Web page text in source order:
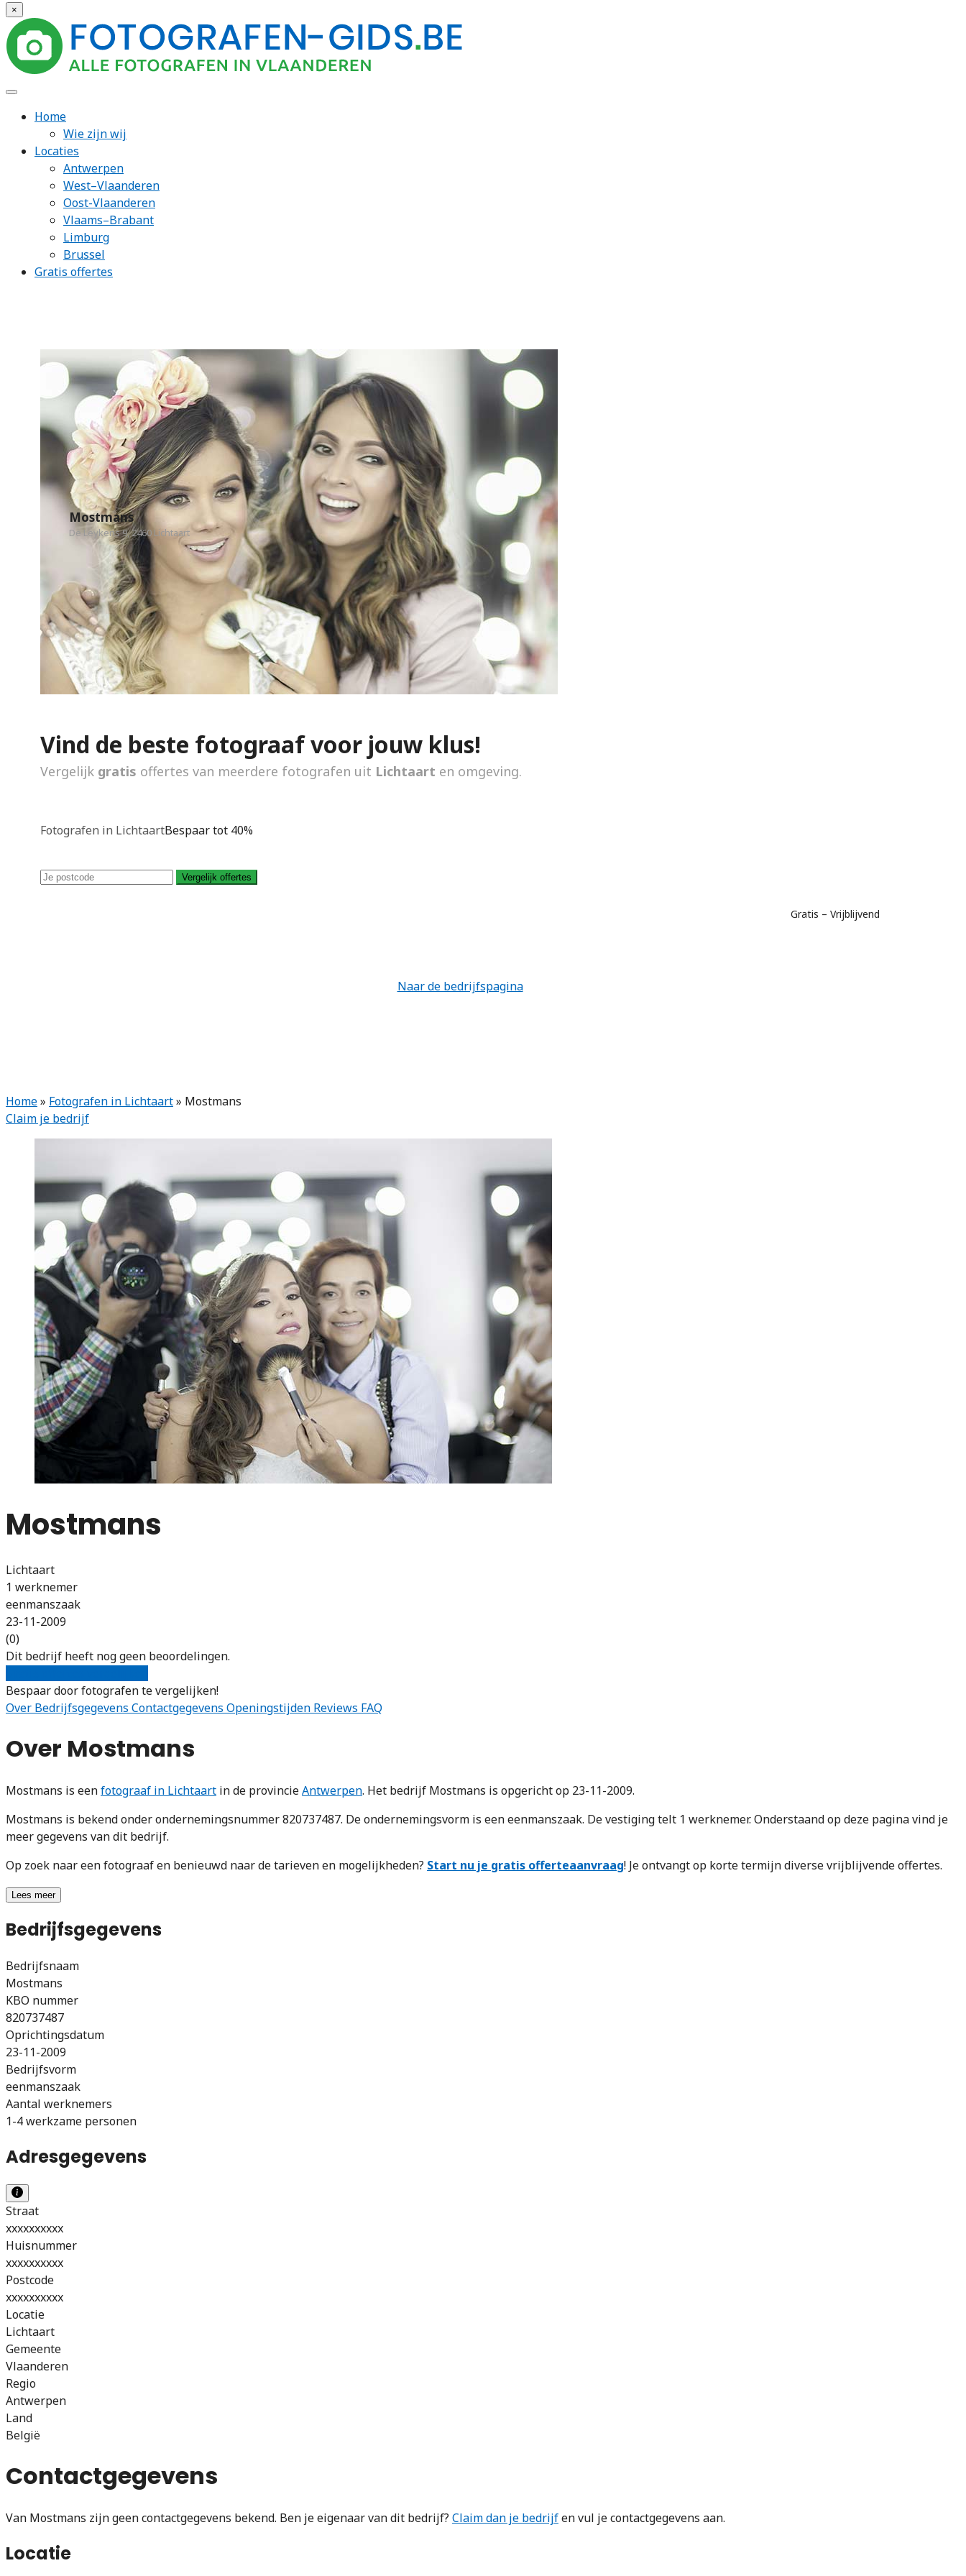
×
Home
Wie zijn wij
Locaties
Antwerpen
West–Vlaanderen
Oost-Vlaanderen
Vlaams–Brabant
Limburg
Brussel
Gratis offertes
Mostmans
De Leykens 9, 2460 Lichtaart
Vind de beste fotograaf voor jouw klus!
Vergelijk gratis offertes van meerdere fotografen uit Lichtaart en omgeving.
Fotografen in LichtaartBespaar tot 40%
Vergelijk offertes
Gratis – Vrijblijvend
Naar de bedrijfspagina
Home» Fotografen in Lichtaart» Mostmans
Claim je bedrijf
Mostmans
Lichtaart
1 werknemer
eenmanszaak
23-11-2009
(0)
Dit bedrijf heeft nog geen beoordelingen.
Bespaar door fotografen te vergelijken!
Over Bedrijfsgegevens Contactgegevens Openingstijden Reviews FAQ
Over Mostmans
Mostmans is eenfotograaf in Lichtaart in de provincieAntwerpen. Het bedrijf Mostmans is opgericht op 23-11-2009.
Mostmans is bekend onder ondernemingsnummer 820737487. De ondernemingsvorm is een eenmanszaak. De vestiging telt 1 werknemer. Onderstaand op deze pagina vind je
meer gegevens van dit bedrijf.
Op zoek naar een fotograaf en benieuwd naar de tarieven en mogelijkheden? Start nu je gratis offerteaanvraag! Je ontvangt op korte termijn diverse vrijblijvende offertes.
Lees meer
Bedrijfsgegevens
Bedrijfsnaam
Mostmans
KBO nummer
820737487
Oprichtingsdatum
23-11-2009
Bedrijfsvorm
eenmanszaak
Aantal werknemers
1-4 werkzame personen
Adresgegevens
Straat
xxxxxxxxxx
Huisnummer
xxxxxxxxxx
Postcode
xxxxxxxxxx
Locatie
Lichtaart
Gemeente
Vlaanderen
Regio
Antwerpen
Land
België
Contactgegevens
Van Mostmans zijn geen contactgegevens bekend. Ben je eigenaar van dit bedrijf? Claim dan je bedrijfen vul je contactgegevens aan.
Locatie